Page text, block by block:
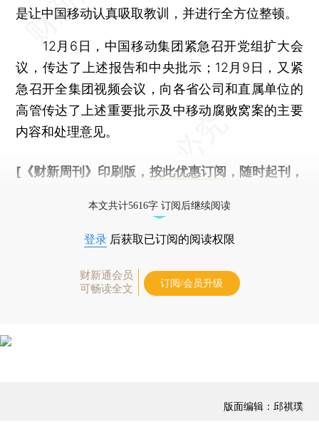
是让中国移动认真吸取教训，并进行全方位整顿。
12月6日，中国移动集团紧急召开党组扩大会
议，传达了上述报告和中央批示；12月9日，又紧
急召开全集团视频会议，向各省公司和直属单位的
高管传达了上述重要批示及中移动腐败窝案的主要
内容和处理意见。
[《财新周刊》印刷版， 按此优惠订阅 ，随时起刊，
本文共计5616字 订阅后继续阅读
登录 后获取已订阅的阅读权限
财新通会员
可畅读全文
订阅/会员升级
版面编辑：邱祺璞